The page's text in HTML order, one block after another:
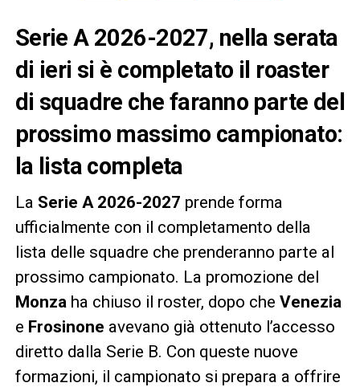
Serie A 2026-2027, nella serata
di ieri si è completato il roaster
di squadre che faranno parte del
prossimo massimo campionato:
la lista completa
La Serie A 2026-2027 prende forma
ufficialmente con il completamento della
lista delle squadre che prenderanno parte al
prossimo campionato. La promozione del
Monzaha chiuso il roster, dopo che Venezia
e Frosinone avevano già ottenuto l’accesso
diretto dalla Serie B. Con queste nuove
formazioni, il campionato si prepara a offrire